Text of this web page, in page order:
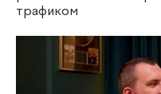
трафиком